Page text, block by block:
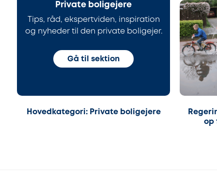
Private boligejere
Tips, råd, ekspertviden, inspiration
og nyheder til den private boligejer.
Gå til sektion
Hovedkategori: Private boligejere
op